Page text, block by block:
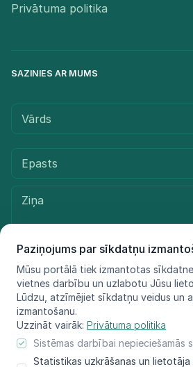
Paziņojums par sīkdatņu
Mūsu portālā tiek izmantotas
vietnes darbību un uzlabotu Jūsu
Lūdzu, atzīmējiet sīkdatņu veidus un
izmantošanu.
Uzzināt vairāk: Privātuma politika
Sistēmas darbībai nepieciešamās
Statistikas uzkrāšanas un
Privātuma politika
SAZINIES AR MUMS
Sūtīt ziņu
© LIFE FOR SPECIES, 2021 - 2025
Informācija atspoguļo tikai projekta LIFE FOR